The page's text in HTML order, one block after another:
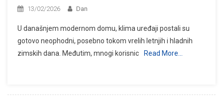
13/02/2026 Dan
U današnjem modernom domu, klima uređaji postali su
gotovo neophodni, posebno tokom vrelih letnjih i hladnih
zimskih dana. Međutim, mnogi korisnic
Read More…